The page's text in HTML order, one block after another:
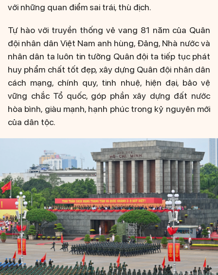
với những quan điểm sai trái, thù địch.
Tự hào với truyền thống vẻ vang 81 năm của Quân
đội nhân dân Việt Nam anh hùng, Đảng, Nhà nước và
nhân dân ta luôn tin tưởng Quân đội ta tiếp tục phát
huy phẩm chất tốt đẹp, xây dựng Quân đội nhân dân
cách mạng, chính quy, tinh nhuệ, hiện đại, bảo vệ
vững chắc Tổ quốc, góp phần xây dựng đất nước
hòa bình, giàu mạnh, hạnh phúc trong kỷ nguyên mới
của dân tộc.